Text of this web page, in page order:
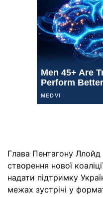
Глава Пентагону
створення нової
надати підтримку
межах зустрічі у